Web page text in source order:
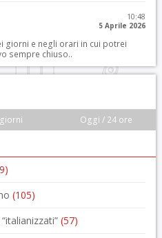
10:48
5 Aprile 2026
giorni e negli orari in cui potrei
sempre chiuso..
Oggi / 24 ore
(105)
(57)